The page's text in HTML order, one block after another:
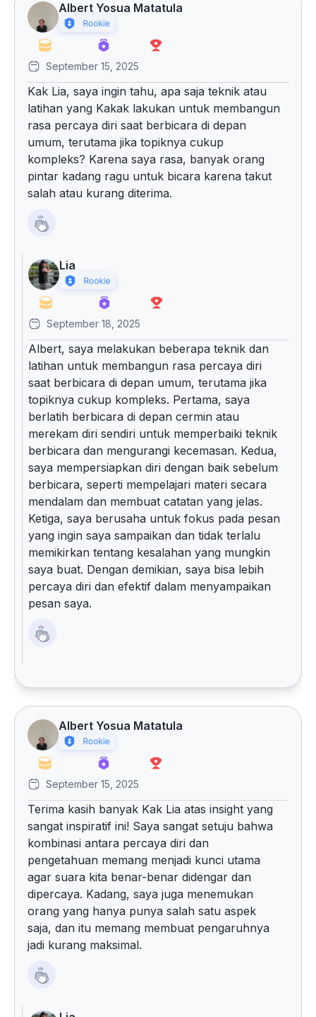
Albert Yosua Matatula
September 15, 2025
Kak Lia, saya ingin tahu, apa saja teknik atau
latihan yang Kakak lakukan untuk membangun
rasa percaya diri saat berbicara di depan
umum, terutama jika topiknya cukup
kompleks? Karena saya rasa, banyak orang
pintar kadang ragu untuk bicara karena takut
salah atau kurang diterima.
Lia
September 18, 2025
Albert, saya melakukan beberapa teknik dan
latihan untuk membangun rasa percaya diri
saat berbicara di depan umum, terutama jika
topiknya cukup kompleks. Pertama, saya
berlatih berbicara di depan cermin atau
merekam diri sendiri untuk memperbaiki teknik
berbicara dan mengurangi kecemasan. Kedua,
saya mempersiapkan diri dengan baik sebelum
berbicara, seperti mempelajari materi secara
mendalam dan membuat catatan yang jelas.
Ketiga, saya berusaha untuk fokus pada pesan
yang ingin saya sampaikan dan tidak terlalu
memikirkan tentang kesalahan yang mungkin
saya buat. Dengan demikian, saya bisa lebih
percaya diri dan efektif dalam menyampaikan
pesan saya.
Albert Yosua Matatula
September 15, 2025
Terima kasih banyak Kak Lia atas insight yang
sangat inspiratif ini! Saya sangat setuju bahwa
kombinasi antara percaya diri dan
pengetahuan memang menjadi kunci utama
agar suara kita benar-benar didengar dan
dipercaya. Kadang, saya juga menemukan
orang yang hanya punya salah satu aspek
saja, dan itu memang membuat pengaruhnya
jadi kurang maksimal.